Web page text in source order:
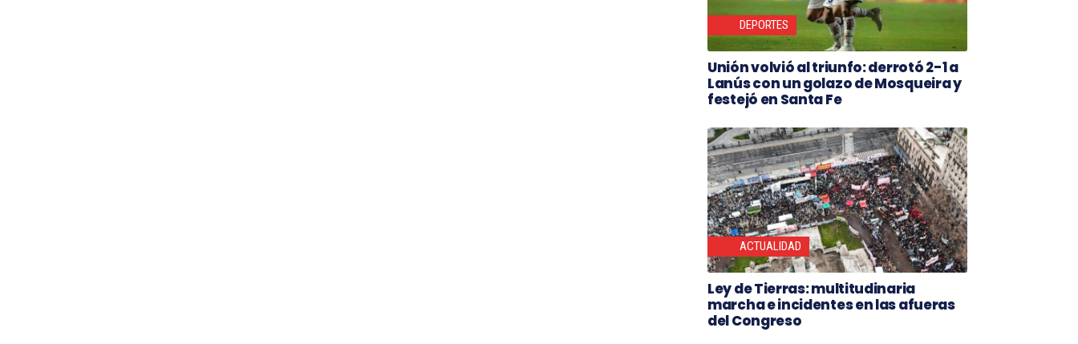
DEPORTES
Unión volvió al triunfo: derrotó 2-1 a
Lanús con un golazo de Mosqueira y
festejó en Santa Fe
ACTUALIDAD
Ley de Tierras: multitudinaria
marcha e incidentes en las afueras
del Congreso